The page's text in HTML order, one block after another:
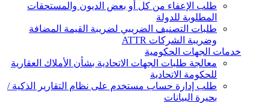
طلب الإعفاء من كل أو بعض الديون والمستحقات
المطلوبة للدولة
طلبات التصنيف الضريبي لضريبة القيمة المضافة
وضريبة الشركات ATTR
خدمات الجهات الحكومية
معالجة طلبات الجهات الاتحادية بشأن الأملاك العقارية
للحكومة الاتحادية
طلب إدارة حساب مستخدم على نظام التقارير الذكية /
بحيرة البيانات